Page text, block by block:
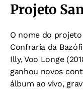
Projeto
O nome do projeto
Confraria da
Illy, Voo Longe
ganhou novos
álbum ao vivo,